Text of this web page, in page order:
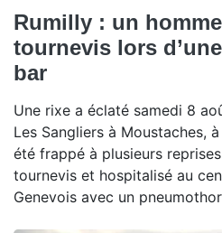
Rumilly : un
tournevis lors
bar
Une rixe a éclaté samedi 8
Les Sangliers à Moustaches,
été frappé à plusieurs
tournevis et hospitalisé au
Genevois avec un